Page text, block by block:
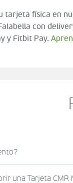
tarjeta física en
con
y Fitbit Pay.
una Tarjeta CMR